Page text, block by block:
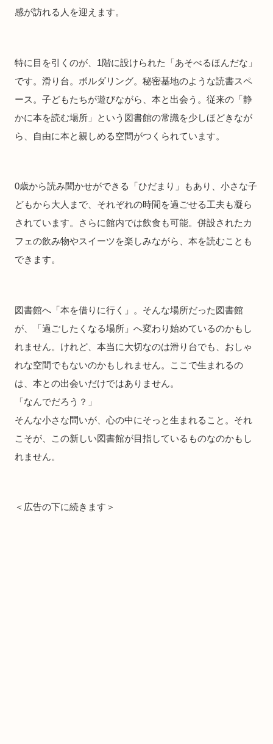
感が訪れる人を迎えます。
特に目を引くのが、1階に設けられた「あそべるほんだな」
です。滑り台。ボルダリング。秘密基地のような読書スペ
ース。子どもたちが遊びながら、本と出会う。従来の「静
かに本を読む場所」という図書館の常識を少しほどきなが
ら、自由に本と親しめる空間がつくられています。
0歳から読み聞かせができる「ひだまり」もあり、小さな子
どもから大人まで、それぞれの時間を過ごせる工夫も凝ら
されています。さらに館内では飲食も可能。併設されたカ
フェの飲み物やスイーツを楽しみながら、本を読むことも
できます。
図書館へ「本を借りに行く」。そんな場所だった図書館
が、「過ごしたくなる場所」へ変わり始めているのかもし
れません。けれど、本当に大切なのは滑り台でも、おしゃ
れな空間でもないのかもしれません。ここで生まれるの
は、本との出会いだけではありません。
「なんでだろう？」
そんな小さな問いが、心の中にそっと生まれること。それ
こそが、この新しい図書館が目指しているものなのかもし
れません。
＜広告の下に続きます＞